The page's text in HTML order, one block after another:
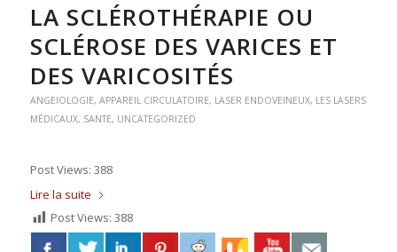
LA SCLÉROTHÉRAPIE OU
SCLÉROSE DES VARICES ET
DES VARICOSITÉS
ANGEIOLOGIE, APPAREIL CIRCULATOIRE, LASER ENDOVEINEUX, LES LASERS
MÉDICAUX, SANTE, UNCATEGORIZED
Post Views: 388
Lire la suite
Post Views: 388